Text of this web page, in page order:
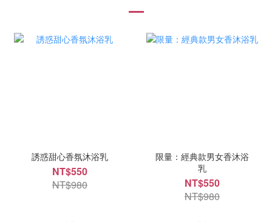
誘惑甜心香氛沐浴乳
NT$550
NT$980
限量：經典款男女香沐浴
乳
NT$550
NT$980